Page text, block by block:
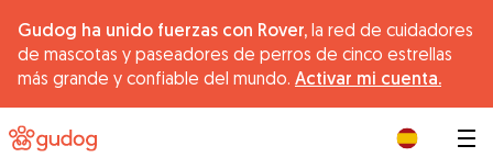
Gudog ha unido fuerzas con Rover, la red de cuidadores
de mascotas y paseadores de perros de cinco estrellas
más grande y confiable del mundo. Activar mi cuenta.